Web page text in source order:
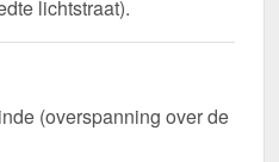
lichtstraat).
(overspanning over de